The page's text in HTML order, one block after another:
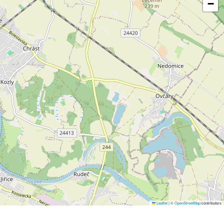
−
Leaflet|©OpenStreetMapcontributors